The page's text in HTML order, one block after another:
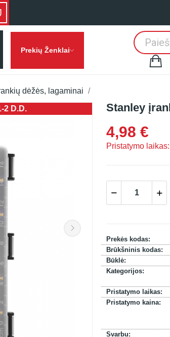
Prekių Ženklai
dėžės, lagaminai
2 D.D. Stanley
4,98 €
Pristatymo
Prekės kodas:
Brūkšninis kodas:
Būklė:
Kategorijos:
Pristatymo laikas:
Pristatymo kaina:
Svarbu: